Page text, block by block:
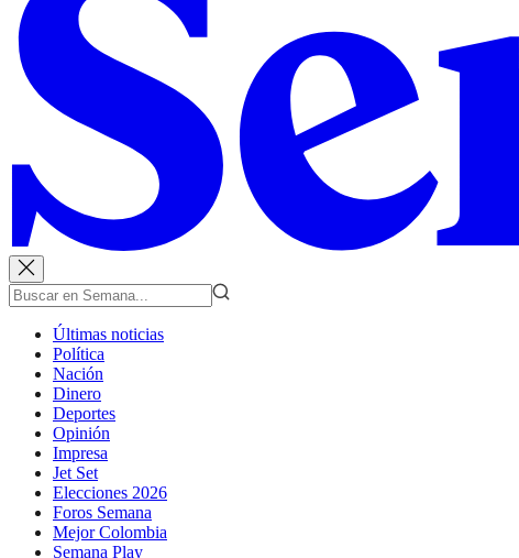
Últimas noticias
Política
Nación
Dinero
Deportes
Opinión
Impresa
Jet Set
Elecciones 2026
Foros Semana
Mejor Colombia
Semana Play